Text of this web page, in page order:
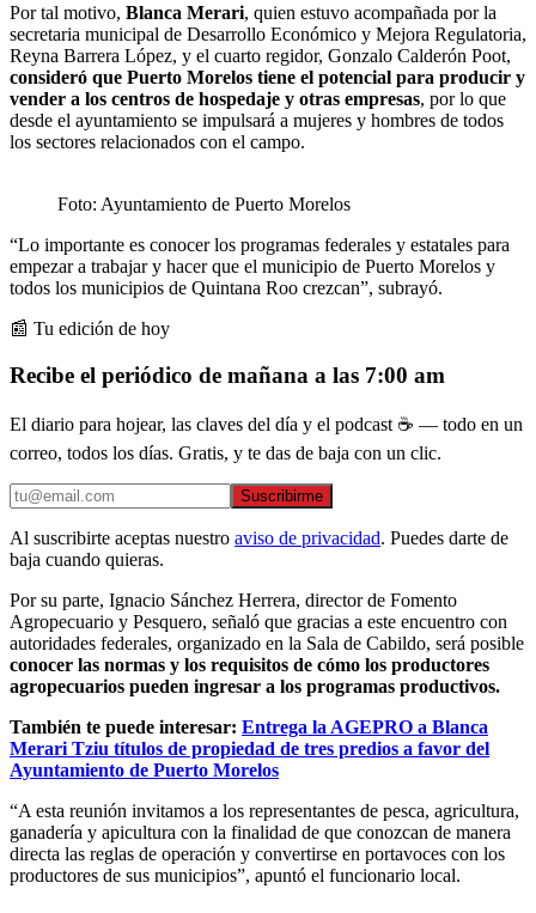
Por tal motivo, Blanca Merari, quien estuvo acompañada por la
secretaria municipal de Desarrollo Económico y Mejora Regulatoria,
Reyna Barrera López, y el cuarto regidor, Gonzalo Calderón Poot,
consideró que Puerto Morelos tiene el potencial para producir y
vender a los centros de hospedaje y otras empresas, por lo que
desde el ayuntamiento se impulsará a mujeres y hombres de todos
los sectores relacionados con el campo.
Foto: Ayuntamiento de Puerto Morelos
“Lo importante es conocer los programas federales y estatales para
empezar a trabajar y hacer que el municipio de Puerto Morelos y
todos los municipios de Quintana Roo crezcan”, subrayó.
📰 Tu edición de hoy
Recibe el periódico de mañana a las 7:00 am
El diario para hojear, las claves del día y el podcast ☕ — todo en un
correo, todos los días. Gratis, y te das de baja con un clic.
Suscribirme
Al suscribirte aceptas nuestro aviso de privacidad. Puedes darte de
baja cuando quieras.
Por su parte, Ignacio Sánchez Herrera, director de Fomento
Agropecuario y Pesquero, señaló que gracias a este encuentro con
autoridades federales, organizado en la Sala de Cabildo, será posible
conocer las normas y los requisitos de cómo los productores
agropecuarios pueden ingresar a los programas productivos.
También te puede interesar: Entrega la AGEPRO a Blanca
Merari Tziu títulos de propiedad de tres predios a favor del
Ayuntamiento de Puerto Morelos
“A esta reunión invitamos a los representantes de pesca, agricultura,
ganadería y apicultura con la finalidad de que conozcan de manera
directa las reglas de operación y convertirse en portavoces con los
productores de sus municipios”, apuntó el funcionario local.